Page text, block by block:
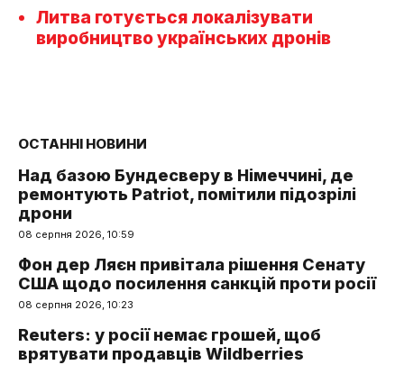
Литва готується локалізувати
виробництво українських дронів
ОСТАННІ НОВИНИ
Над базою Бундесверу в Німеччині, де
ремонтують Patriot, помітили підозрілі
дрони
08 серпня 2026, 10:59
Фон дер Ляєн привітала рішення Сенату
США щодо посилення санкцій проти росії
08 серпня 2026, 10:23
Reuters: у росії немає грошей, щоб
врятувати продавців Wildberries